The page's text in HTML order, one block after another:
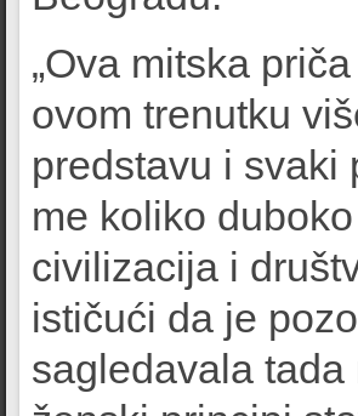
„Ova mitska
ovom trenutku
predstavu i svaki
me koliko
civilizacija i
ističući da je
sagledavala